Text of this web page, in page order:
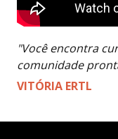
"Você encontra
comunidade
VITÓRIA ERTL